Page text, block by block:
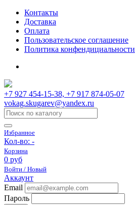
Контакты
Доставка
Оплата
Пользовательское соглашение
Политика конфендициальности
+7 927 454-15-38, +7 917 874-05-07
vokag.skugarev@yandex.ru
Избранное
Кол-во: -
Корзина
0 руб
Войти / Новый
Аккаунт
Email
Пароль